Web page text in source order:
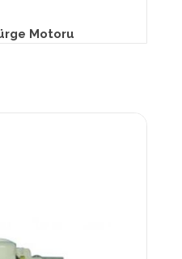
Motoru